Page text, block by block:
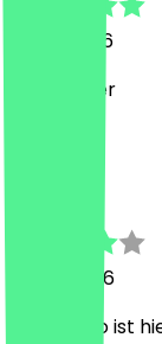
21. Juli 2026
Sehr lecker
10. Juli 2026
Limoncello ist